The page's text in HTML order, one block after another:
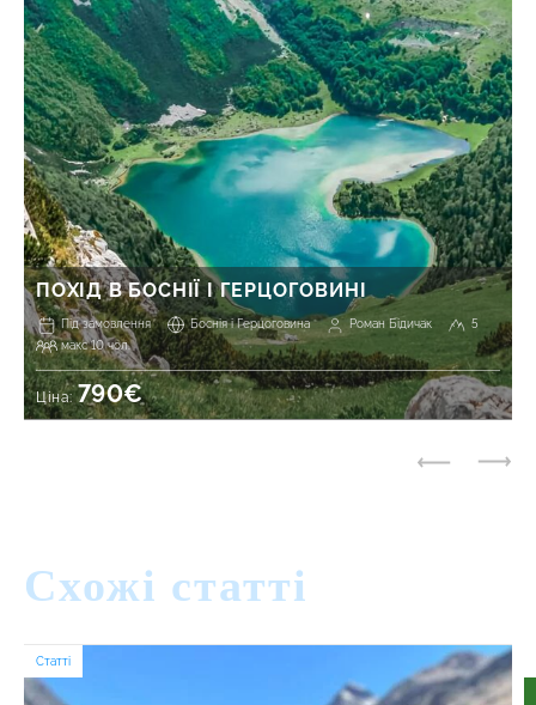
ПОХІД В БОСНІЇ І ГЕРЦОГОВИНІ
Під замовлення Боснія і Герцоговина Роман Бідичак
5
макс 10 чол.
Ціна:790€
Схожі статті
Статті